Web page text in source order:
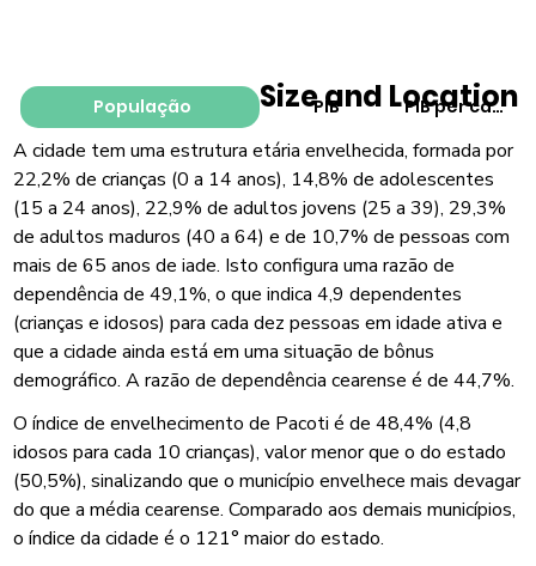
População PIB PIB per capita
Size and Location
A cidade tem uma estrutura etária envelhecida, formada por
22,2% de crianças (0 a 14 anos), 14,8% de adolescentes
(15 a 24 anos), 22,9% de adultos jovens (25 a 39), 29,3%
de adultos maduros (40 a 64) e de 10,7% de pessoas com
mais de 65 anos de iade. Isto configura uma razão de
dependência de 49,1%, o que indica 4,9 dependentes
(crianças e idosos) para cada dez pessoas em idade ativa e
que a cidade ainda está em uma situação de bônus
demográfico. A razão de dependência cearense é de 44,7%.
O índice de envelhecimento de Pacoti é de 48,4% (4,8
idosos para cada 10 crianças), valor menor que o do estado
(50,5%), sinalizando que o município envelhece mais devagar
do que a média cearense. Comparado aos demais municípios,
o índice da cidade é o 121° maior do estado.